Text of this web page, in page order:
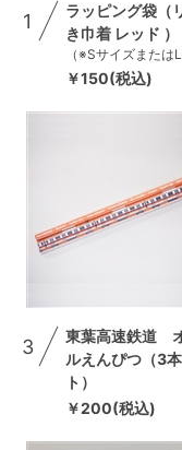
1
ラッピング袋（
き巾着 レッド ）
（※SサイズまたはL
￥150(税込)
3
東葉高速鉄道
ルえんぴつ（3
ト）
￥200(税込)